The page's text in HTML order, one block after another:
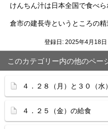
けんちん汁は日本全国で食べ
倉市の建長寺というところの精
登録日: 2025年4月18日
このカテゴリー内の他のペー
４．２８（月）と３０（水
４．２５（金）の給食